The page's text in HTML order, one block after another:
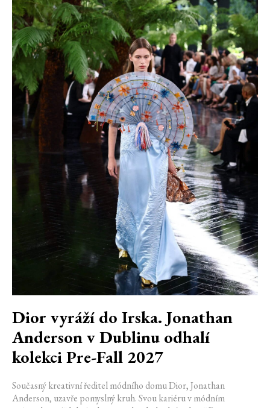
Dior vyráží do Irska. Jonathan
Anderson v Dublinu odhalí
kolekci Pre-Fall 2027
Současný kreativní ředitel módního domu Dior, Jonathan
Anderson, uzavře pomyslný kruh. Svou kariéru v módním